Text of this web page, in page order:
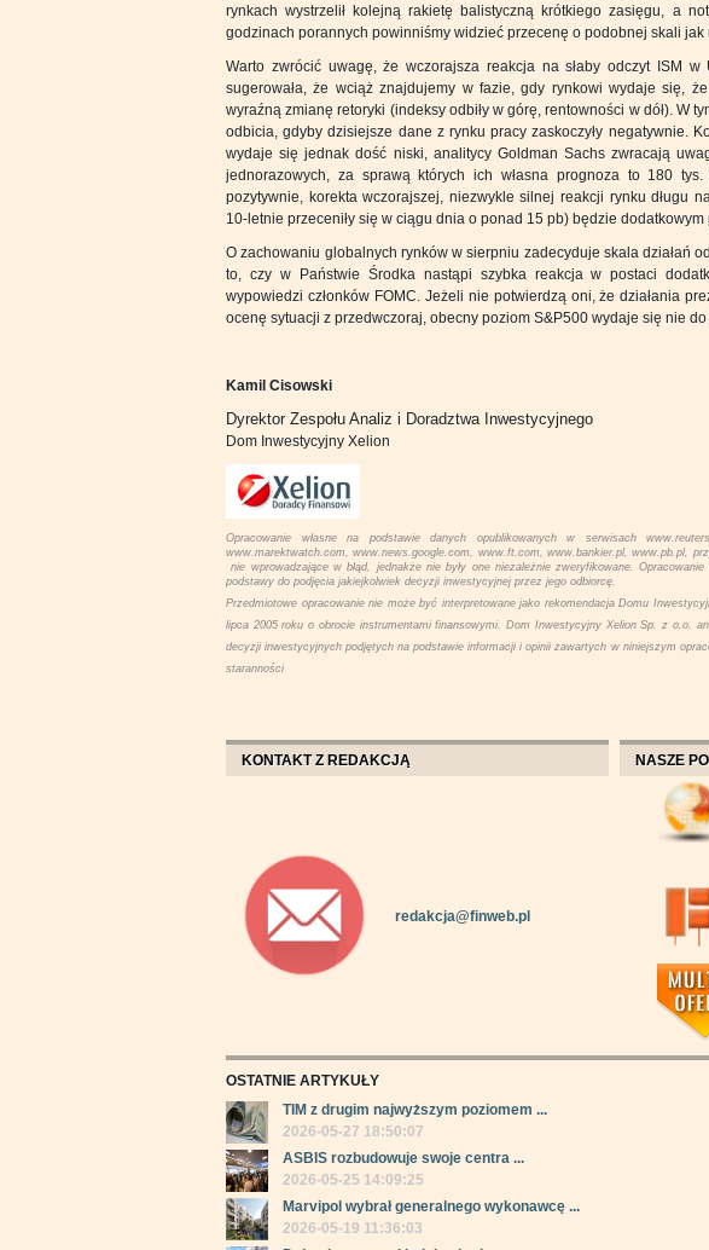
rynkach wystrzelił kolejną rakietę balistyczną krótkiego zasięgu, a
godzinach porannych powinniśmy widzieć przecenę o podobnej skali jak
Warto zwrócić uwagę, że wczorajsza reakcja na słaby odczyt ISM
sugerowała, że wciąż znajdujemy w fazie, gdy rynkowi wydaje się,
wyraźną zmianę retoryki (indeksy odbiły w górę, rentowności w dół). W
odbicia, gdyby dzisiejsze dane z rynku pracy zaskoczyły negatywnie.
wydaje się jednak dość niski, analitycy Goldman Sachs zwracają
jednorazowych, za sprawą których ich własna prognoza to 180
pozytywnie, korekta wczorajszej, niezwykle silnej reakcji rynku długu
10-letnie przeceniły się w ciągu dnia o ponad 15 pb) będzie
O zachowaniu globalnych rynków w sierpniu zadecyduje skala działań
to, czy w Państwie Środka nastąpi szybka reakcja w postaci
wypowiedzi członków FOMC. Jeżeli nie potwierdzą oni, że działania
ocenę sytuacji z przedwczoraj, obecny poziom S&P500 wydaje się nie do
Kamil Cisowski
Dyrektor Zespołu Analiz i Doradztwa Inwestycyjnego
Dom Inwestycyjny Xelion
Opracowanie własne na podstawie danych opublikowanych w serwisach
www.marektwatch.com, www.news.google.com, www.ft.com, www.bankier.pl, www.pb.pl,
nie wprowadzające w błąd, jednakże nie były one niezależnie zweryfikowane.
podstawy do podjęcia jakiejkolwiek decyzji inwestycyjnej przez jego odbiorcę.
Przedmiotowe opracowanie nie może być interpretowane jako rekomendacja Domu
lipca 2005 roku o obrocie instrumentami finansowymi. Dom Inwestycyjny Xelion Sp. z o.o.
decyzji inwestycyjnych podjętych na podstawie informacji i opinii zawartych w niniejszym
staranności
KONTAKT Z REDAKCJĄ
redakcja@finweb.pl
NASZE
OSTATNIE ARTYKUŁY
TIM z drugim najwyższym poziomem ...
2026-05-27 18:50:07
ASBIS rozbudowuje swoje centra ...
2026-05-25 14:09:25
Marvipol wybrał generalnego wykonawcę ...
2026-05-19 11:36:03